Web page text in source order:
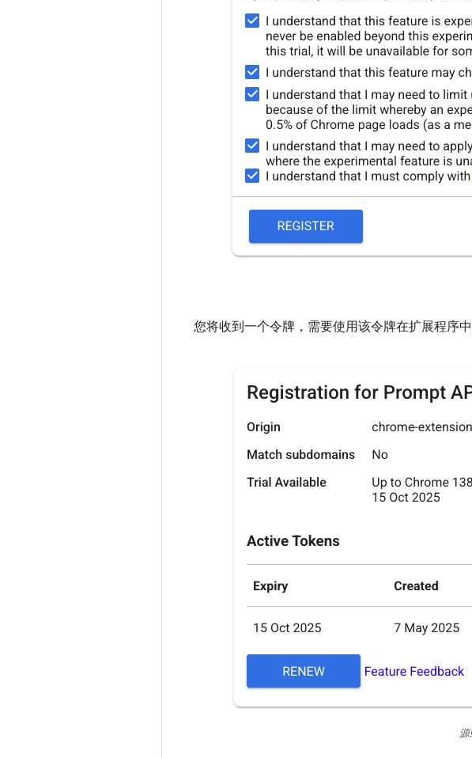
您将收到一个令牌，需要使用该令牌在扩展程序中
源